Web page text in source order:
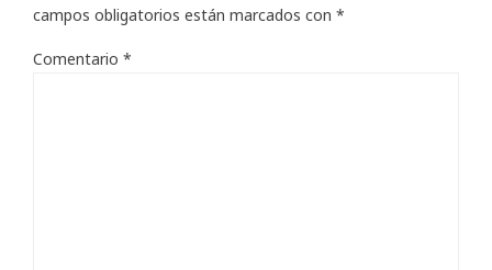
campos obligatorios están marcados con *
Comentario *